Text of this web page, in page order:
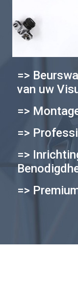
=>
van uw
=>
=>
=>
=>